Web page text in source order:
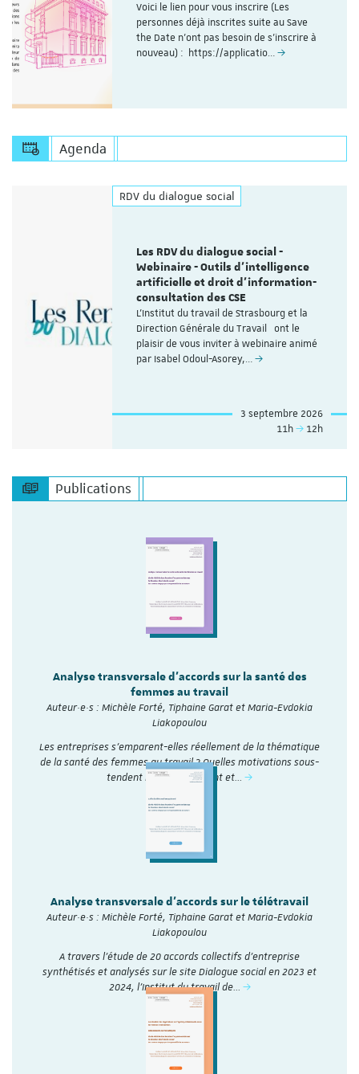
Voici le lien pour vous inscrire (Les
personnes déjà inscrites suite au Save
the Date n'ont pas besoin de s'inscrire à
nouveau) : https://applicatio…
Agenda
RDV du dialogue social
Les RDV du dialogue social -
Webinaire - Outils d’intelligence
artificielle et droit d’information-
consultation des CSE
L'Institut du travail de Strasbourg et la
Direction Générale du Travail ont le
plaisir de vous inviter à webinaire animé
par Isabel Odoul-Asorey,…
3 septembre 2026
11h
12h
Publications
Analyse transversale d'accords sur la santé des
femmes au travail
Auteur·e·s : Michèle Forté, Tiphaine Garat et Maria-Evdokia
Liakopoulou
Les entreprises s’emparent-elles réellement de la thématique
de la santé des femmes au travail ? Quelles motivations sous-
tendent leur engagement et…
Analyse transversale d'accords sur le télétravail
Auteur·e·s : Michèle Forté, Tiphaine Garat et Maria-Evdokia
Liakopoulou
A travers l’étude de 20 accords collectifs d’entreprise
synthétisés et analysés sur le site Dialogue social en 2023 et
2024, l'Institut du travail de…